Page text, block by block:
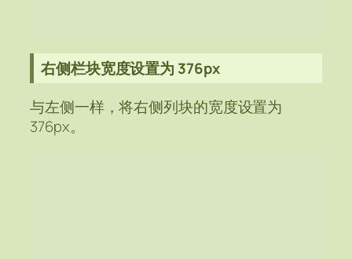
右侧栏块宽度设置为 376px
与左侧一样，将右侧列块的宽度设置为
376px。